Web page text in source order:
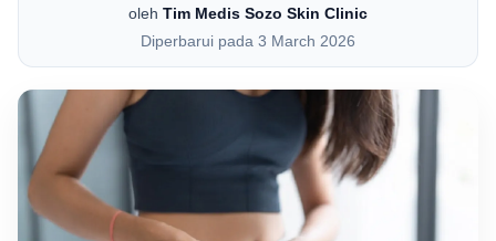
oleh Tim Medis Sozo Skin Clinic
Diperbarui pada 3 March 2026